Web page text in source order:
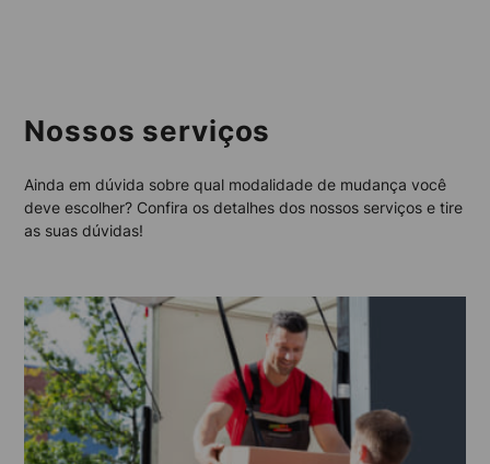
Nossos serviços
Ainda em dúvida sobre qual modalidade de mudança você
deve escolher? Confira os detalhes dos nossos serviços e tire
as suas dúvidas!